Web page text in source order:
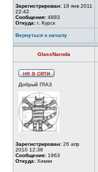
Зарегистрирован: 18 янв 2011
22:42
Сообщения: 4883
Откуда: г. Курск
Вернуться к началу
GlassNaroda
Добрый ГЛАЗ
Зарегистрирован: 26 апр
2010 12:38
Сообщения: 1963
Откуда: Химки